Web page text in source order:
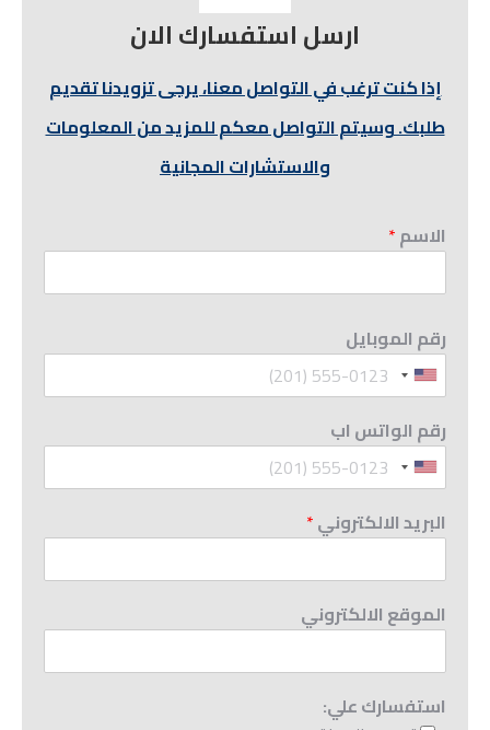
ارسل استفسارك الان
إذا كنت ترغب في التواصل معنا، يرجى تزويدنا تقديم
طلبك. وسيتم التواصل معكم للمزيد من المعلومات
والاستشارات المجانية
الاسم*
رقم الموبايل
رقم الواتس اب
البريد الالكتروني*
الموقع الالكتروني
استفسارك علي: